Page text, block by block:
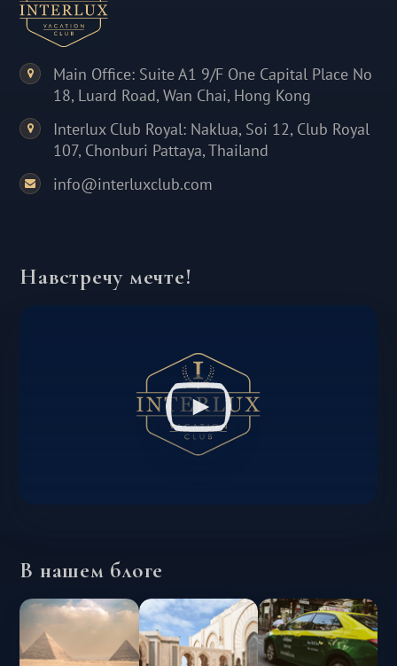
Main Office: Suite A1 9/F One Capital Place No
18, Luard Road, Wan Chai, Hong Kong
Interlux Club Royal: Naklua, Soi 12, Club Royal
107, Chonburi Pattaya, Thailand
info@interluxclub.com
Навстречу мечте!
В нашем блоге